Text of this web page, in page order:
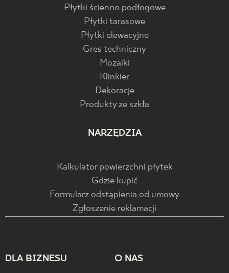
Płytki ścienno podłogowe
Płytki tarasowe
Płytki elewacyjne
Gres techniczny
Mozaiki
Klinkier
Dekoracje
Produkty ze szkła
NARZĘDZIA
Kalkulator powierzchni płytek
Gdzie kupić
Formularz odstąpienia od umowy
Zgłoszenie reklamacji
DLA BIZNESU O NAS